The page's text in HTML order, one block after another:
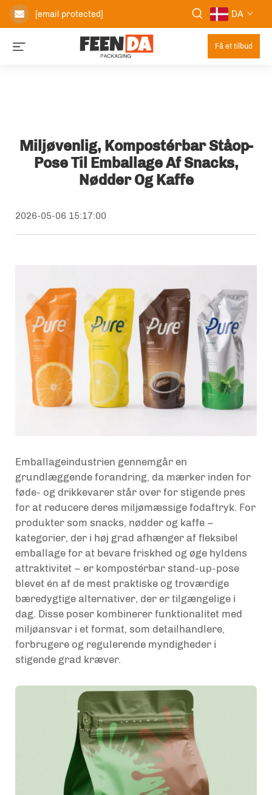
[email protected] DA
Få et tilbud
Miljøvenlig, Kompostérbar Ståop-
Pose Til Emballage Af Snacks,
Nødder Og Kaffe
2026-05-06 15:17:00
Emballageindustrien gennemgår en
grundlæggende forandring, da mærker inden for
føde- og drikkevarer står over for stigende pres
for at reducere deres miljømæssige fodaftryk. For
produkter som snacks, nødder og kaffe –
kategorier, der i høj grad afhænger af fleksibel
emballage for at bevare friskhed og øge hyldens
attraktivitet – er kompostérbar stand-up-pose
blevet én af de mest praktiske og troværdige
bæredygtige alternativer, der er tilgængelige i
dag. Disse poser kombinerer funktionalitet med
miljøansvar i et format, som detailhandlere,
forbrugere og regulerende myndigheder i
stigende grad kræver.